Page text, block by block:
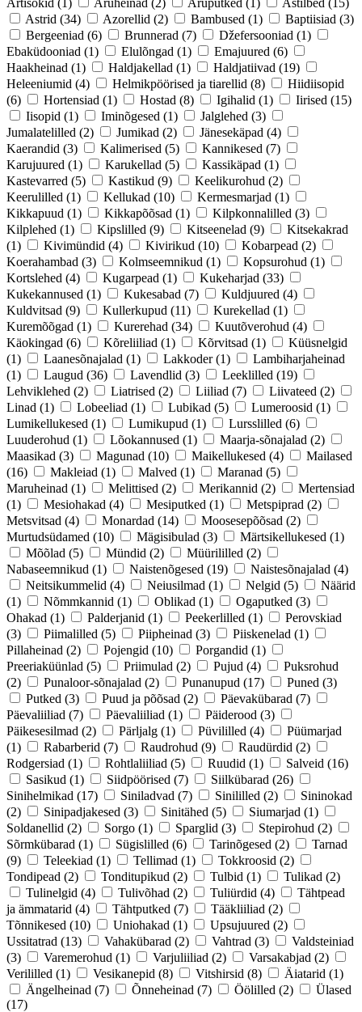
Astrid (34) Azorellid (2) Bambused (1) Baptiisiad (3)
Bergeeniad (6) Brunnerad (7) Džefersooniad (1)
Ebaküdooniad (1) Elulõngad (1) Emajuured (6)
Haakheinad (1) Haldjakellad (1) Haldjatiivad (19)
Heleeniumid (4) Helmikpöörised ja tiarellid (8)
Hiidiisopid
(6)
Hortensiad (1) Hostad (8) Igihalid (1) Iirised (15)
Iisopid (1) Iminõgesed (1) Jalglehed (3)
Jumalatelilled (2) Jumikad (2) Jänesekäpad (4)
Kaerandid (3) Kalimerised (5) Kannikesed (7)
Karujuured (1) Karukellad (5) Kassikäpad (1)
Kastevarred (5) Kastikud (9) Keelikurohud (2)
Keerulilled (1) Kellukad (10) Kermesmarjad (1)
Kikkapuud (1) Kikkapõõsad (1) Kilpkonnalilled (3)
Kilplehed (1) Kipslilled (9) Kitseenelad (9)
Kitsekakrad
(1)
Kivimündid (4) Kivirikud (10) Kobarpead (2)
Koerahambad (3) Kolmseemnikud (1) Kopsurohud (1)
Kortslehed (4) Kugarpead (1) Kukeharjad (33)
Kukekannused (1) Kukesabad (7) Kuldjuured (4)
Kuldvitsad (9) Kullerkupud (11) Kurekellad (1)
Kuremõõgad (1) Kurerehad (34) Kuutõverohud (4)
Käokingad (6) Kõreliiliad (1) Kõrvitsad (1)
Küüsnelgid
(1)
Laanesõnajalad (1) Lakkoder (1)
Lambiharjaheinad
(1)
Laugud (36) Lavendlid (3) Leeklilled (19)
Lehviklehed (2) Liatrised (2) Liiliad (7) Liivateed (2)
Linad (1) Lobeeliad (1) Lubikad (5) Lumeroosid (1)
Lumikellukesed (1) Lumikupud (1) Lursslilled (6)
Luuderohud (1) Lõokannused (1) Maarja-sõnajalad (2)
Maasikad (3) Magunad (10) Maikellukesed (4)
Mailased
(16)
Makleiad (1) Malved (1) Maranad (5)
Maruheinad (1) Melittised (2) Merikannid (2)
Mertensiad
(1)
Mesiohakad (4) Mesiputked (1) Metspiprad (2)
Metsvitsad (4) Monardad (14) Moosesepõõsad (2)
Murtudsüdamed (10) Mägisibulad (3) Märtsikellukesed (1)
Mõõlad (5) Mündid (2) Müürililled (2)
Nabaseemnikud (1) Naistenõgesed (19) Naistesõnajalad (4)
Neitsikummelid (4) Neiusilmad (1) Nelgid (5)
Näärid
(1)
Nõmmkannid (1) Oblikad (1) Ogaputked (3)
Ohakad (1) Palderjanid (1) Peekerlilled (1)
Perovskiad
(3)
Piimalilled (5) Piipheinad (3) Piiskenelad (1)
Pillaheinad (2) Pojengid (10) Porgandid (1)
Preeriaküünlad (5) Priimulad (2) Pujud (4)
Puksrohud
(2)
Punaloor-sõnajalad (2) Punanupud (17) Puned (3)
Putked (3) Puud ja põõsad (2) Päevakübarad (7)
Päevaliiliad (7) Päevaliiliad (1) Päiderood (3)
Päikesesilmad (2) Pärljalg (1) Püvililled (4)
Püümarjad
(1)
Rabarberid (7) Raudrohud (9) Raudürdid (2)
Rodgersiad (1) Rohtlaliiliad (5) Ruudid (1) Salveid (16)
Sasikud (1) Siidpöörised (7) Siilkübarad (26)
Sinihelmikad (17) Siniladvad (7) Sinililled (2)
Sininokad
(2)
Sinipadjakesed (3) Sinitähed (5) Siumarjad (1)
Soldanellid (2) Sorgo (1) Sparglid (3) Stepirohud (2)
Sõrmkübarad (1) Sügislilled (6) Tarinõgesed (2)
Tarnad
(9)
Teleekiad (1) Tellimad (1) Tokkroosid (2)
Tondipead (2) Tonditupikud (2) Tulbid (1) Tulikad (2)
Tulinelgid (4) Tulivõhad (2) Tuliürdid (4)
Tähtpead
ja ämmatarid (4) Tähtputked (7) Tääkliiliad (2)
Tõnnikesed (10) Uniohakad (1) Upsujuured (2)
Ussitatrad (13) Vahakübarad (2) Vahtrad (3)
Valdsteiniad
(3)
Varemerohud (1) Varjuliiliad (2) Varsakabjad (2)
Verililled (1) Vesikanepid (8) Vitshirsid (8) Äiatarid (1)
Ängelheinad (7) Õnneheinad (7) Öölilled (2)
Ülased
(17)